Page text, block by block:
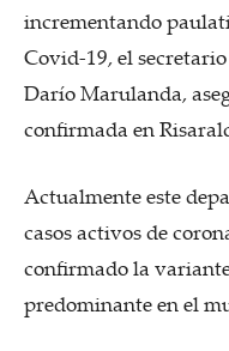
incrementando
Covid-19, el
Darío Marulanda,
confirmada en
Actualmente este
casos activos de
confirmado la
predominante en el